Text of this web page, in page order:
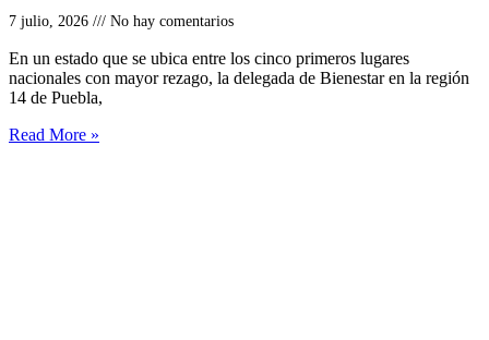
7 julio, 2026 No hay comentarios
En un estado que se ubica entre los cinco primeros lugares
nacionales con mayor rezago, la delegada de Bienestar en la región
14 de Puebla,
Read More »